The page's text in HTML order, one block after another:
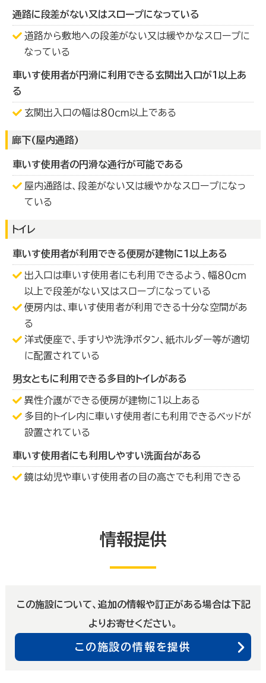
通路に段差がない又はスロープになっている
道路から敷地への段差がない又は緩やかなスロープに
なっている
車いす使用者が円滑に利用できる玄関出入口が１以上あ
る
玄関出入口の幅は８０ｃｍ以上である
廊下(屋内通路)
車いす使用者の円滑な通行が可能である
屋内通路は、段差がない又は緩やかなスロープになっ
ている
トイレ
車いす使用者が利用できる便房が建物に１以上ある
出入口は車いす使用者にも利用できるよう、幅８０ｃｍ
以上で段差がない又はスロープになっている
便房内は、車いす使用者が利用できる十分な空間があ
る
洋式便座で、手すりや洗浄ボタン、紙ホルダー等が適切
に配置されている
男女ともに利用できる多目的トイレがある
異性介護ができる便房が建物に１以上ある
多目的トイレ内に車いす使用者にも利用できるベッドが
設置されている
車いす使用者にも利用しやすい洗面台がある
鏡は幼児や車いす使用者の目の高さでも利用できる
情報提供
この施設について、追加の情報や訂正がある場合は下記
よりお寄せください。
この施設の情報を提供